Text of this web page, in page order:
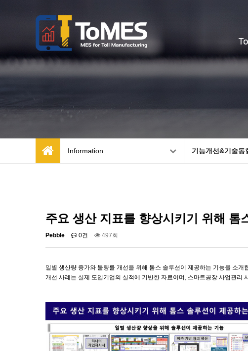
Information 기능개선&기술동
주요 생산 지표를 향상시키기 위해 톰
Pebble 0건 497회
일별 생산량 증가와 불량률 개선을 위해 톰스 솔루션이 제공하는 기능을 소개
개선 사례는 실제 도입기업의 실적에 기반한 자료이며, 스마트공장 사업관리